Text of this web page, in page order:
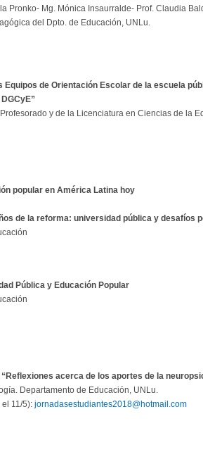
Pronko- Mg. Mónica Insaurralde- Prof. Claudia
del Dpto. de Educación, UNLu.
Equipos de Orientación Escolar de la escuela
y de la Licenciatura en Ciencias de la
popular en América Latina hoy
de la reforma: universidad pública y desafíos
Pública y Educación Popular
acerca de los aportes de la
Departamento de Educación, UNLu.
11/5): jornadasestudiantes2018@hotmail.com